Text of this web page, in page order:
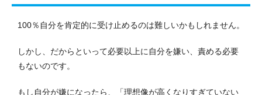
100％自分を肯定的に受け止めるのは難しいかもしれません。
しかし、だからといって必要以上に自分を嫌い、責める必要
もないのです。
もし自分が嫌になったら、「理想像が高くなりすぎていない